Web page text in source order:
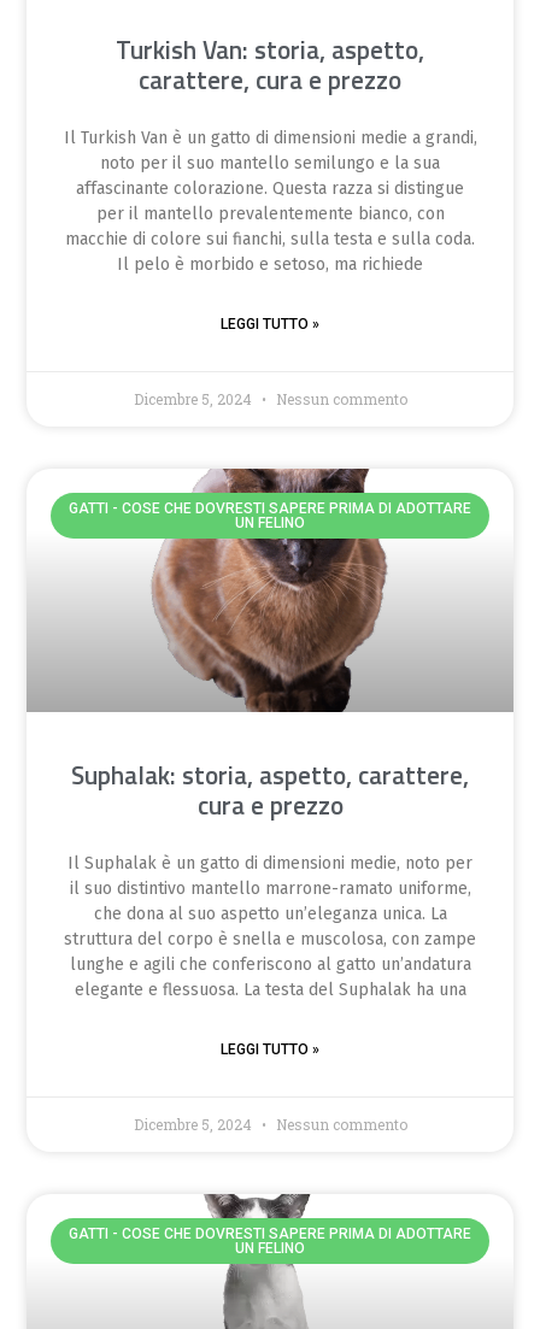
Turkish Van: storia, aspetto,
carattere, cura e prezzo
Il Turkish Van è un gatto di dimensioni medie a grandi,
noto per il suo mantello semilungo e la sua
affascinante colorazione. Questa razza si distingue
per il mantello prevalentemente bianco, con
macchie di colore sui fianchi, sulla testa e sulla coda.
Il pelo è morbido e setoso, ma richiede
LEGGI TUTTO »
Dicembre 5, 2024 Nessun commento
GATTI - COSE CHE DOVRESTI SAPERE PRIMA DI ADOTTARE
UN FELINO
Suphalak: storia, aspetto, carattere,
cura e prezzo
Il Suphalak è un gatto di dimensioni medie, noto per
il suo distintivo mantello marrone-ramato uniforme,
che dona al suo aspetto un’eleganza unica. La
struttura del corpo è snella e muscolosa, con zampe
lunghe e agili che conferiscono al gatto un’andatura
elegante e flessuosa. La testa del Suphalak ha una
LEGGI TUTTO »
Dicembre 5, 2024 Nessun commento
GATTI - COSE CHE DOVRESTI SAPERE PRIMA DI ADOTTARE
UN FELINO